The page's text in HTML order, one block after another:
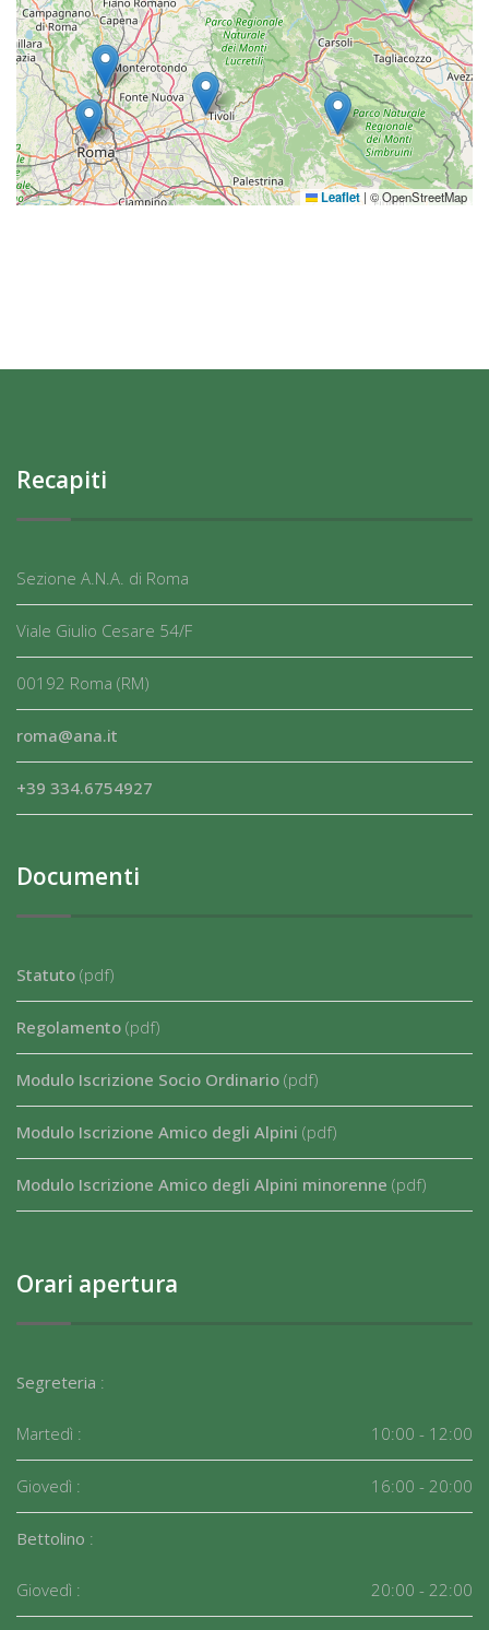
Leaflet | © OpenStreetMap
Recapiti
Sezione A.N.A. di Roma
Viale Giulio Cesare 54/F
00192 Roma (RM)
roma@ana.it
+39 334.6754927
Documenti
Statuto (pdf)
Regolamento (pdf)
Modulo Iscrizione Socio Ordinario (pdf)
Modulo Iscrizione Amico degli Alpini (pdf)
Modulo Iscrizione Amico degli Alpini minorenne (pdf)
Orari apertura
Segreteria :
Martedì : 10:00 - 12:00
Giovedì : 16:00 - 20:00
Bettolino :
Giovedì : 20:00 - 22:00